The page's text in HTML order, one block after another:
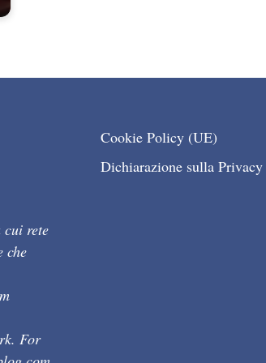
rete
che
For
Cookie Policy (UE)
Dichiarazione sulla